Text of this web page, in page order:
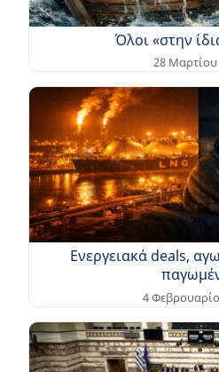
Όλοι «στην
28 Μαρτίου
Ενεργειακά deals,
4